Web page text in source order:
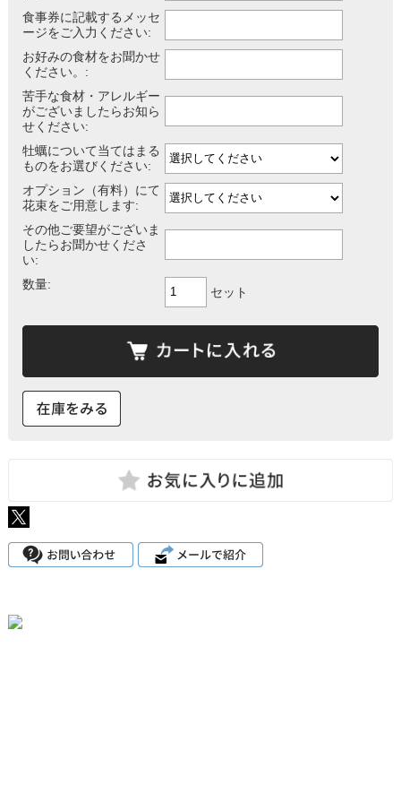
食事券に記載するメッセ
ージをご入力ください:
お好みの食材をお聞かせ
ください。:
苦手な食材・アレルギー
がございましたらお知ら
せください:
牡蠣について当てはまる
ものをお選びください:
オプション（有料）にて
花束をご用意します:
その他ご要望がございま
したらお聞かせくださ
い:
数量:
セット